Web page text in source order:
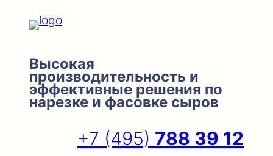
Перейти
Высокая
производительность и
эффективные решения по
нарезке и фасовке сыров
+7 (495) 788 39 12